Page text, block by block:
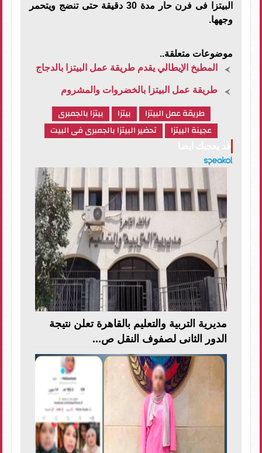
البيتزا فى فرن حار مدة 30 دقيقة حتى تنضج ويتحمر
وجهها.
موضوعات متعلقة..
المطبخ الإيطالي يقدم طريقة عمل البيتزا بالدجاج
طريقة عمل البيتزا بالخضروات والمشروم
طريقة عمل البيتزا بيتزا
بيتزا بالجمبرى
عجينة البيتزا
تحضير البيتزا بالجمبرى فى البيت
مديرية التربية والتعليم بالقاهرة تعلن نتيجة
الدور الثانى لصفوف النقل ص...